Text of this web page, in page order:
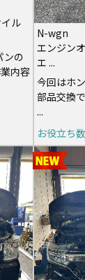
ル
ンの
内容
N-wgn
エンジン
エ ...
今回はホ
部品交換
...
お役立ち数